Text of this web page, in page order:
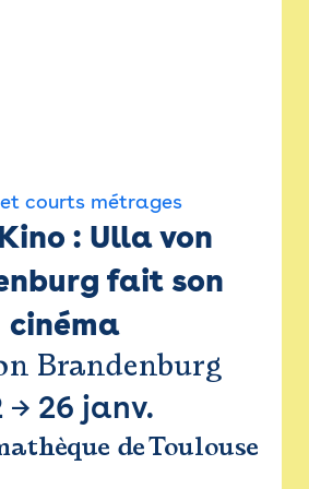
courts métrages
: Ulla von
fait son
cinéma
Brandenburg
→ 26 janv.
de Toulouse